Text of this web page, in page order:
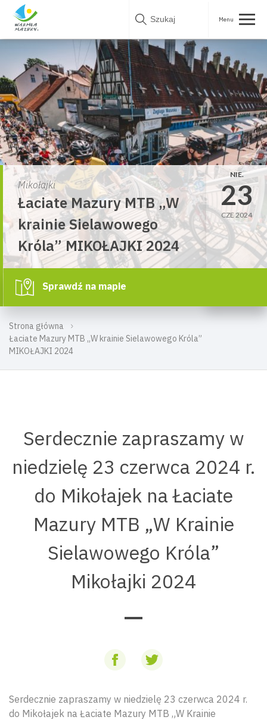
Skip
Strona główna
Łaciate Mazury MTB „W krainie Sielawowego Króla”
MIKOŁAJKI 2024
Mikołajki
Łaciate Mazury MTB „W
krainie Sielawowego
Króla” MIKOŁAJKI 2024
NIE.
23
CZE 2024
Sprawdź na mapie
Serdecznie zapraszamy w
niedzielę 23 czerwca 2024 r.
do Mikołajek na Łaciate
Mazury MTB „W Krainie
Sielawowego Króla”
Mikołajki 2024
Serdecznie zapraszamy w niedzielę 23 czerwca 2024 r.
do Mikołajek na Łaciate Mazury MTB „W Krainie